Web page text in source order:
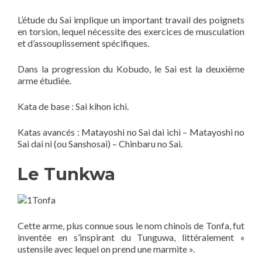
L’étude du Sai implique un important travail des poignets
en torsion, lequel nécessite des exercices de musculation
et d’assouplissement spécifiques.
Dans la progression du Kobudo, le Sai est la deuxième
arme étudiée.
Kata de base : Sai kihon ichi.
Katas avancés : Matayoshi no Sai dai ichi – Matayoshi no
Sai dai ni (ou Sanshosai) – Chinbaru no Sai.
Le Tunkwa
Cette arme, plus connue sous le nom chinois de Tonfa, fut
inventée en s’inspirant du Tunguwa, littéralement «
ustensile avec lequel on prend une marmite ».